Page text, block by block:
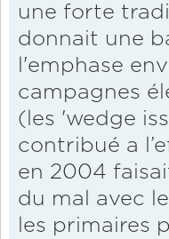
une forte
donnait une
l'emphase
campagnes
(les 'wedge
contribué a
en 2004
du mal avec
les primaires